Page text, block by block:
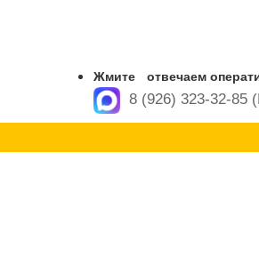
Жмите отвечаем
8 (926) 323-32-85